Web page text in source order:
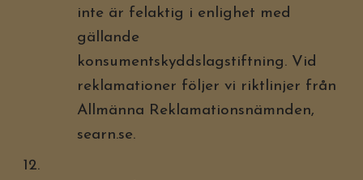
inte är felaktig i enlighet med
gällande
konsumentskyddslagstiftning. Vid
reklamationer följer vi riktlinjer från
Allmänna Reklamationsnämnden,
searn.se.